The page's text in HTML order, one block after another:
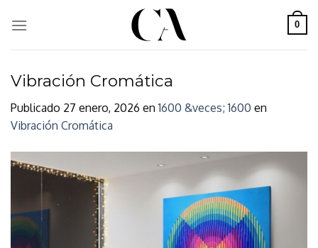
0
Vibración Cromática
Publicado 27 enero, 2026 en1600 &veces; 1600 en
Vibración Cromática